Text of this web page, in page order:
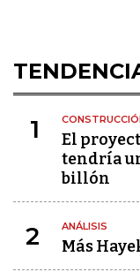
1
El
tendría
billón
2 ANÁLISIS
Más